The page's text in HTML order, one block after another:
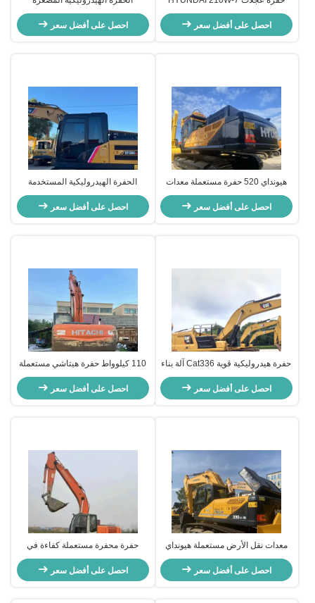
القديمة ، معدات البناء المستعملة 124
كيلوواط للعمل في المناجم
احصل على أفضل سعر
المستخدمة ساني SANY155U حفرة
البناء القديمة
احصل على أفضل سعر
هيونداي 520 حفرة مستعملة معدات
بناء قديمة
احصل على أفضل سعر
الحفرة الهيدروليكية المستخدمة
الحفرة SANY135C معدات البناء
المستخدمة
احصل على أفضل سعر
حفرة هيدروليكية قوية Cat336 آلة بناء
صغيرة قديمة
احصل على أفضل سعر
110 كيلوواط حفرة هيتاشي مستعملة
هيتاشي زاكس 200 آلات البناء 19400
كجم
احصل على أفضل سعر
معدات نقل الأرض مستعملة هيونداي
330 كراولرل الحفار 32.84 طن يد
ثانية
احصل على أفضل سعر
حفرة محفرة مستعملة كفاءة في
استهلاك الوقود HITACHI Zax120 آلة
بناء مستعملة
احصل على أفضل سعر